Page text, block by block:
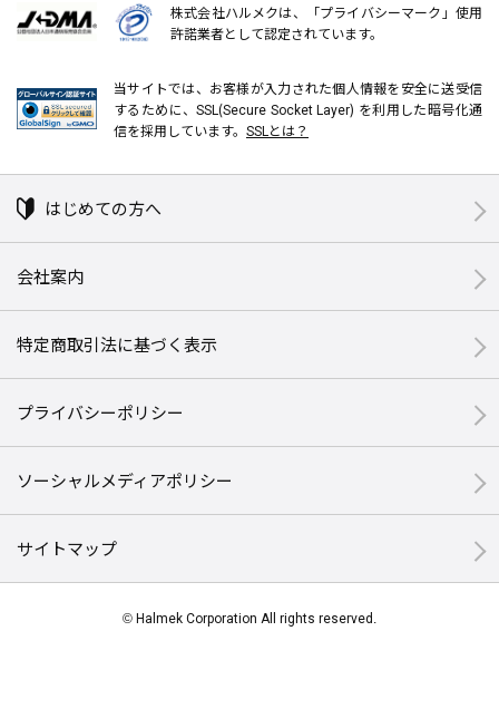
株式会社ハルメクは、「プライバシーマーク」使用
許諾業者として認定されています。
当サイトでは、お客様が入力された個人情報を安全に送受信
するために、SSL(Secure Socket Layer) を利用した暗号化通
信を採用しています。 SSLとは？
はじめての方へ
会社案内
特定商取引法に基づく表示
プライバシーポリシー
ソーシャルメディアポリシー
サイトマップ
© Halmek Corporation All rights reserved.